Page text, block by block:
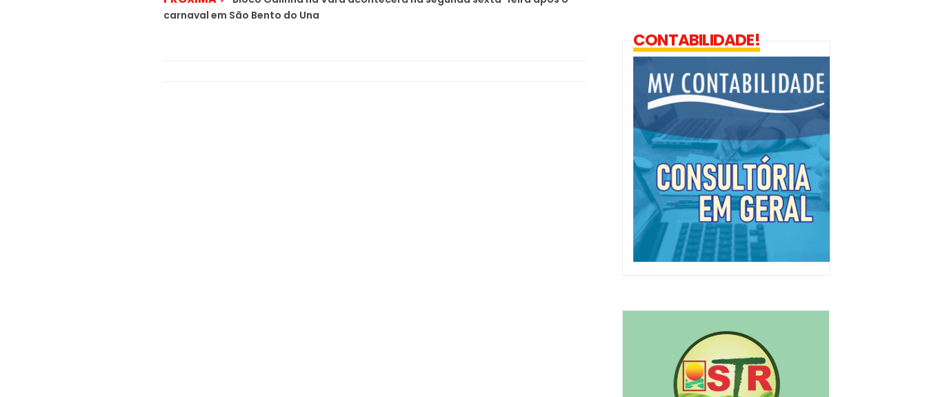
carnaval em São Bento do Una
CONTABILIDADE!